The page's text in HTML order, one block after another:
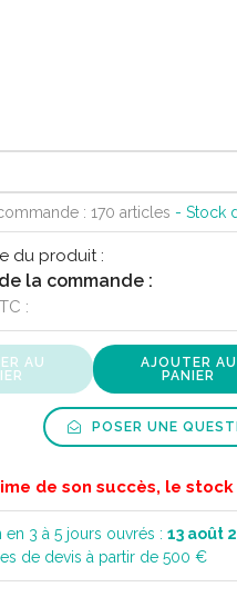
: 170 articles - Stock
du produit :
la commande :
:
AU
AJOUTER AU
PANIER
POSER UNE
de son succès, le
en 3 à 5 jours ouvrés : 13 août
de devis à partir de 500 €